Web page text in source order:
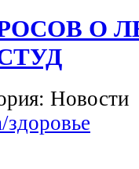
О
Новости
здоровье